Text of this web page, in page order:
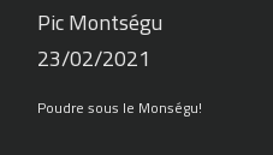
Pic Montségu
23/02/2021
Poudre sous le Monségu!